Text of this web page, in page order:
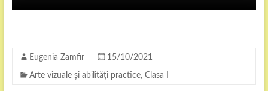
Eugenia Zamfir 15/10/2021
Arte vizuale și abilități practice, Clasa I